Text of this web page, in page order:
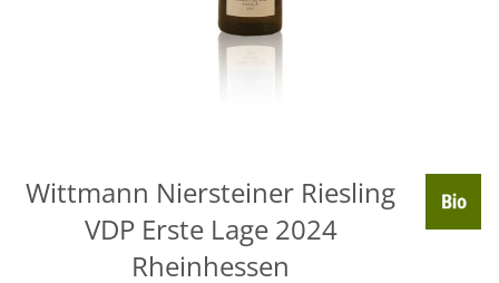
Wittmann Niersteiner Riesling
VDP Erste Lage 2024
Rheinhessen